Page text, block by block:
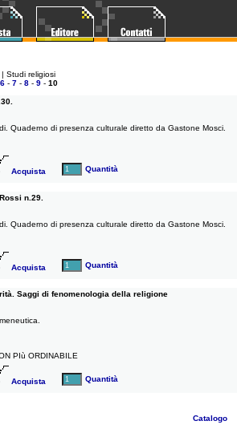
| Studi religiosi
6 - 7 - 8 - 9 - 10
Quaderno di presenza culturale diretto da Gastone Mosci.
Acquista Quantità
n.29.
Quaderno di presenza culturale diretto da Gastone Mosci.
Acquista Quantità
Saggi di fenomenologia della religione
PIù ORDINABILE
Acquista Quantità
Catalogo